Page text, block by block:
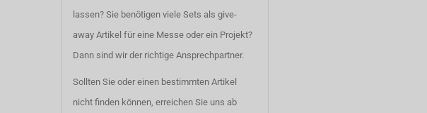
lassen? Sie benötigen viele Sets als give-
away Artikel für eine Messe oder ein Projekt?
Dann sind wir der richtige Ansprechpartner.
Sollten Sie oder einen bestimmten Artikel
nicht finden können, erreichen Sie uns ab